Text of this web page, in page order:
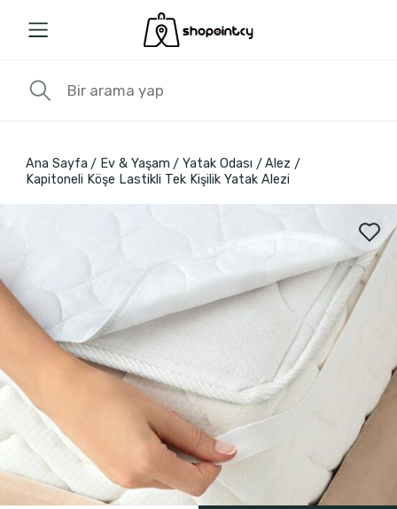
Ana Sayfa Ev & Yaşam Yatak Odası
Alez
Kapitoneli Köşe Lastikli Tek Kişilik Yatak Alezi